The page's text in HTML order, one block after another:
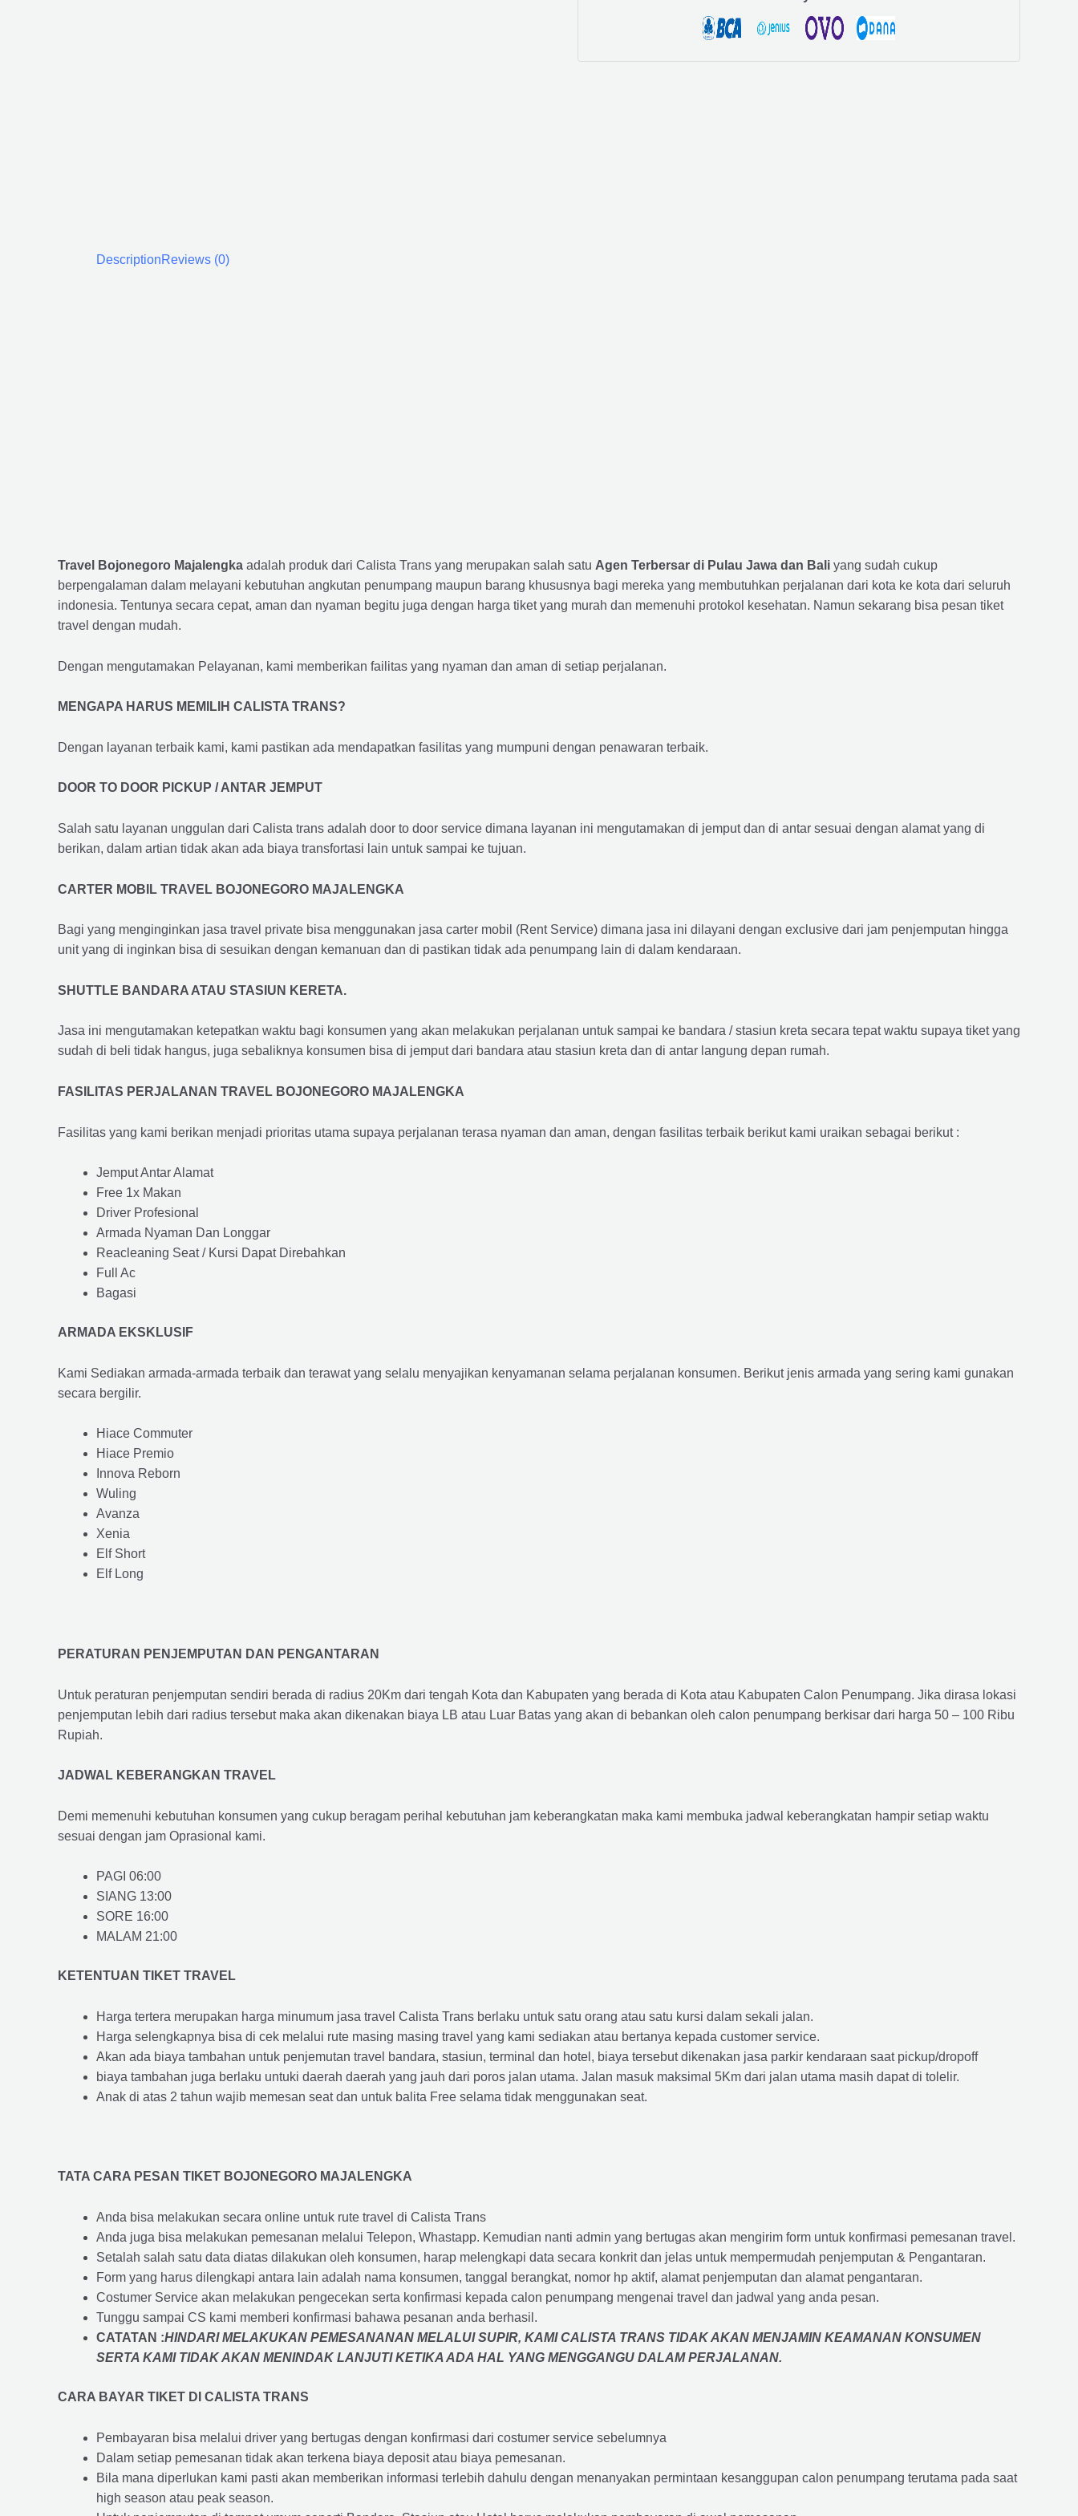
DescriptionReviews (0)
Travel Bojonegoro Majalengka adalah produk dari Calista Trans yang merupakan salah satu Agen Terbersar di Pulau Jawa dan Bali yang sudah cukup
berpengalaman dalam melayani kebutuhan angkutan penumpang maupun barang khususnya bagi mereka yang membutuhkan perjalanan dari kota ke kota dari seluruh
indonesia. Tentunya secara cepat, aman dan nyaman begitu juga dengan harga tiket yang murah dan memenuhi protokol kesehatan. Namun sekarang bisa pesan tiket
travel dengan mudah.
Dengan mengutamakan Pelayanan, kami memberikan failitas yang nyaman dan aman di setiap perjalanan.
MENGAPA HARUS MEMILIH CALISTA TRANS?
Dengan layanan terbaik kami, kami pastikan ada mendapatkan fasilitas yang mumpuni dengan penawaran terbaik.
DOOR TO DOOR PICKUP / ANTAR JEMPUT
Salah satu layanan unggulan dari Calista trans adalah door to door service dimana layanan ini mengutamakan di jemput dan di antar sesuai dengan alamat yang di
berikan, dalam artian tidak akan ada biaya transfortasi lain untuk sampai ke tujuan.
CARTER MOBIL TRAVEL BOJONEGORO MAJALENGKA
Bagi yang menginginkan jasa travel private bisa menggunakan jasa carter mobil (Rent Service) dimana jasa ini dilayani dengan exclusive dari jam penjemputan hingga
unit yang di inginkan bisa di sesuikan dengan kemanuan dan di pastikan tidak ada penumpang lain di dalam kendaraan.
SHUTTLE BANDARA ATAU STASIUN KERETA.
Jasa ini mengutamakan ketepatkan waktu bagi konsumen yang akan melakukan perjalanan untuk sampai ke bandara / stasiun kreta secara tepat waktu supaya tiket yang
sudah di beli tidak hangus, juga sebaliknya konsumen bisa di jemput dari bandara atau stasiun kreta dan di antar langung depan rumah.
FASILITAS PERJALANAN TRAVEL BOJONEGORO MAJALENGKA
Fasilitas yang kami berikan menjadi prioritas utama supaya perjalanan terasa nyaman dan aman, dengan fasilitas terbaik berikut kami uraikan sebagai berikut :
Jemput Antar Alamat
Free 1x Makan
Driver Profesional
Armada Nyaman Dan Longgar
Reacleaning Seat / Kursi Dapat Direbahkan
Full Ac
Bagasi
ARMADA EKSKLUSIF
Kami Sediakan armada-armada terbaik dan terawat yang selalu menyajikan kenyamanan selama perjalanan konsumen. Berikut jenis armada yang sering kami gunakan
secara bergilir.
Hiace Commuter
Hiace Premio
Innova Reborn
Wuling
Avanza
Xenia
Elf Short
Elf Long
PERATURAN PENJEMPUTAN DAN PENGANTARAN
Untuk peraturan penjemputan sendiri berada di radius 20Km dari tengah Kota dan Kabupaten yang berada di Kota atau Kabupaten Calon Penumpang. Jika dirasa lokasi
penjemputan lebih dari radius tersebut maka akan dikenakan biaya LB atau Luar Batas yang akan di bebankan oleh calon penumpang berkisar dari harga 50 – 100 Ribu
Rupiah.
JADWAL KEBERANGKAN TRAVEL
Demi memenuhi kebutuhan konsumen yang cukup beragam perihal kebutuhan jam keberangkatan maka kami membuka jadwal keberangkatan hampir setiap waktu
sesuai dengan jam Oprasional kami.
PAGI 06:00
SIANG 13:00
SORE 16:00
MALAM 21:00
KETENTUAN TIKET TRAVEL
Harga tertera merupakan harga minumum jasa travel Calista Trans berlaku untuk satu orang atau satu kursi dalam sekali jalan.
Harga selengkapnya bisa di cek melalui rute masing masing travel yang kami sediakan atau bertanya kepada customer service.
Akan ada biaya tambahan untuk penjemutan travel bandara, stasiun, terminal dan hotel, biaya tersebut dikenakan jasa parkir kendaraan saat pickup/dropoff
biaya tambahan juga berlaku untuki daerah daerah yang jauh dari poros jalan utama. Jalan masuk maksimal 5Km dari jalan utama masih dapat di tolelir.
Anak di atas 2 tahun wajib memesan seat dan untuk balita Free selama tidak menggunakan seat.
TATA CARA PESAN TIKET BOJONEGORO MAJALENGKA
Anda bisa melakukan secara online untuk rute travel di Calista Trans
Anda juga bisa melakukan pemesanan melalui Telepon, Whastapp. Kemudian nanti admin yang bertugas akan mengirim form untuk konfirmasi pemesanan travel.
Setalah salah satu data diatas dilakukan oleh konsumen, harap melengkapi data secara konkrit dan jelas untuk mempermudah penjemputan & Pengantaran.
Form yang harus dilengkapi antara lain adalah nama konsumen, tanggal berangkat, nomor hp aktif, alamat penjemputan dan alamat pengantaran.
Costumer Service akan melakukan pengecekan serta konfirmasi kepada calon penumpang mengenai travel dan jadwal yang anda pesan.
Tunggu sampai CS kami memberi konfirmasi bahawa pesanan anda berhasil.
CATATAN :HINDARI MELAKUKAN PEMESANANAN MELALUI SUPIR, KAMICALISTA TRANS TIDAK AKAN MENJAMIN KEAMANAN KONSUMEN
SERTA KAMI TIDAK AKAN MENINDAK LANJUTI KETIKA ADA HAL YANG MENGGANGU DALAM PERJALANAN.
CARA BAYAR TIKET DI CALISTA TRANS
Pembayaran bisa melalui driver yang bertugas dengan konfirmasi dari costumer service sebelumnya
Dalam setiap pemesanan tidak akan terkena biaya deposit atau biaya pemesanan.
Bila mana diperlukan kami pasti akan memberikan informasi terlebih dahulu dengan menanyakan permintaan kesanggupan calon penumpang terutama pada saat
high season atau peak season.